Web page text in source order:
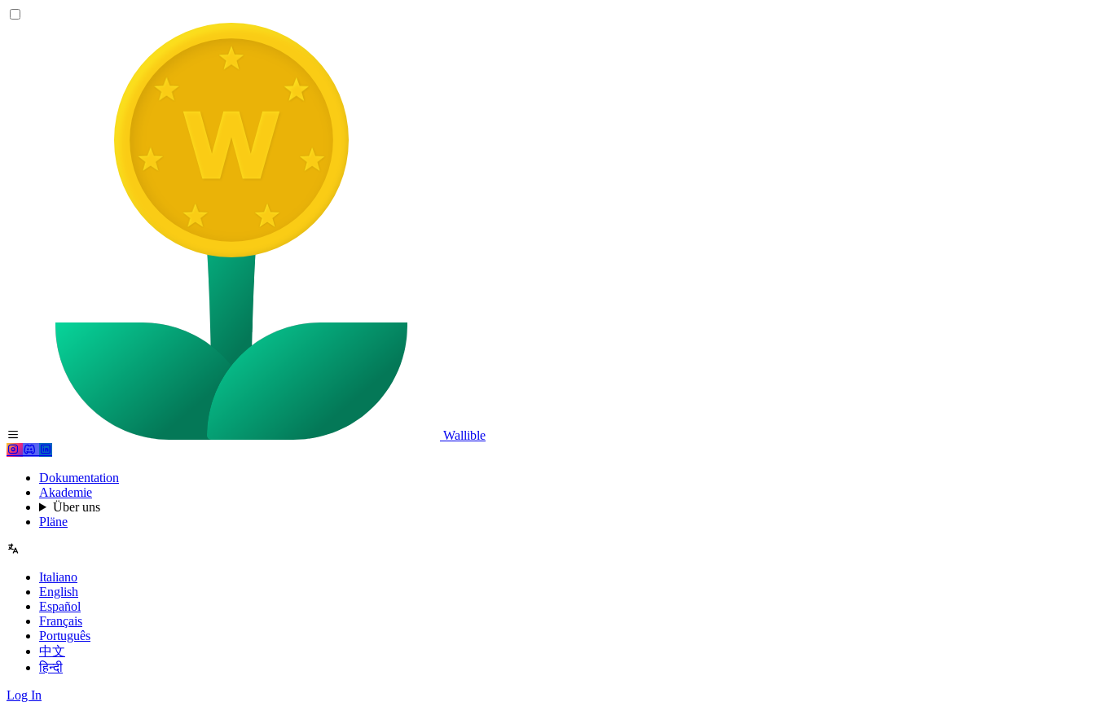
Wallible
Dokumentation
Akademie
Über uns
Pläne
Italiano
English
Español
Français
Português
中文
हिन्दी
Log In